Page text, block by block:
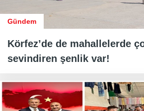
Gündem
Körfez’de de mahallelerde
sevindiren şenlik var!